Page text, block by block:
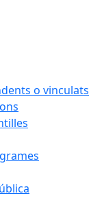
o vinculats